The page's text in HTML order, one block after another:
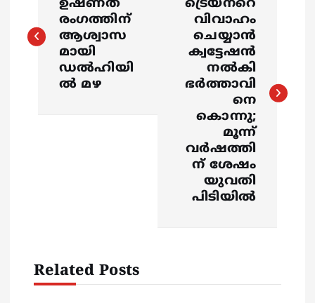
s
a
ഉഷ്‌ണത
രംഗത്തിന്
ആശ്വാസ
മായി
ഡൽഹിയി
ൽ മഴ
ട്രെയ്നറെ
വിവാഹം
ചെയ്യാൻ
ക്വട്ടേഷൻ
നൽകി
ഭർത്താവി
നെ
കൊന്നു;
മൂന്ന്
വർഷത്തി
ന് ശേഷം
യുവതി
പിടിയിൽ
Related Posts